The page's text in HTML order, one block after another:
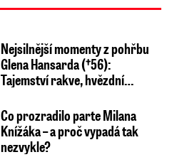
Nejsilnější momenty z pohřbu
Glena Hansarda (†56):
Tajemství rakve, hvězdní…
Co prozradilo parte Milana
Knížáka – a proč vypadá tak
nezvykle?